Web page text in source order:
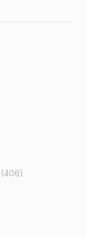
(406)